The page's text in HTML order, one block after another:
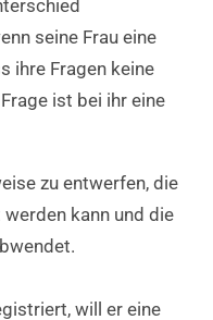
seine Frau eine
ihre Fragen keine
ist bei ihr eine
zu entwerfen, die
kann und die
will er eine